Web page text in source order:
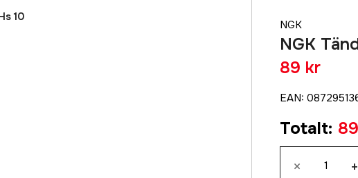
10
NGK
NGK
89 kr
EAN:
Totalt:
× +